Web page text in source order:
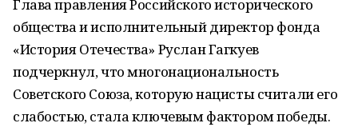
Глава правления Российского исторического
общества и исполнительный директор фонда
«История Отечества» Руслан Гагкуев
подчеркнул, что многонациональность
Советского Союза, которую нацисты считали его
слабостью, стала ключевым фактором победы.